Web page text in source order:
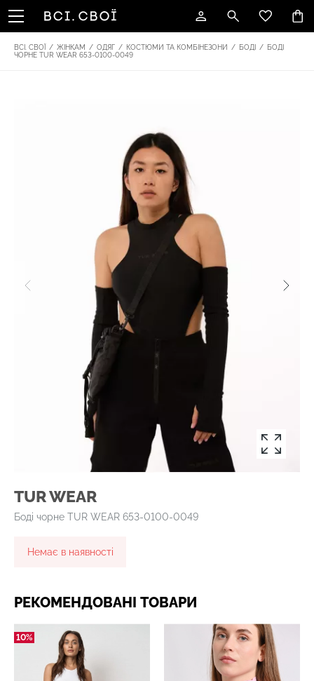
ВСІ. СВОЇ / ЖІНКАМ / ОДЯГ / КОСТЮМИ ТА КОМБІНЕЗОНИ / БОДІ / БОДІ
ЧОРНЕ TUR WEAR 653-0100-0049
TUR WEAR
Боді чорне TUR WEAR 653-0100-0049
Немає в наявності
РЕКОМЕНДОВАНІ ТОВАРИ
10%